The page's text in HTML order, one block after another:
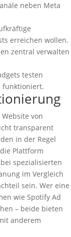
neben Meta
erreichen wollen.
zentral verwalten
testen
funktioniert.
von
transparent
in der Regel
Plattform
spezialisierten
im Vergleich
sein. Wer eine
wie Spotify Ad
– beide bieten
anderem